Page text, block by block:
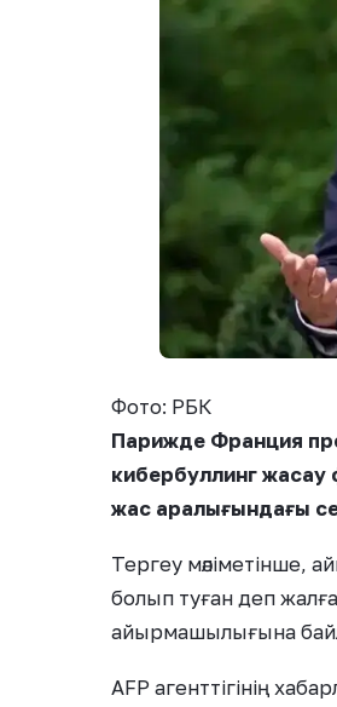
Фото: РБК
Парижде Франция
кибербуллинг
жас аралығындағы
Тергеу мәліметінше,
болып туған деп
айырмашылығына
AFP агенттігінің